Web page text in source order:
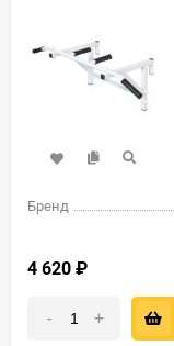
Бренд
4 620
- +